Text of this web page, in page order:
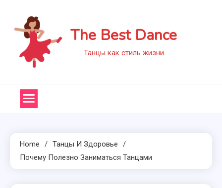
content
The Best Dance
Танцы как стиль жизни
Home
Танцы И Здоровье
Почему Полезно Заниматься Танцами